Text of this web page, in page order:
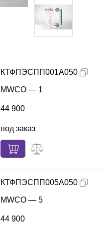
КТФПЭСПП001А050
MWCO — 1
44 900
под заказ
КТФПЭСПП005А050
MWCO — 5
44 900